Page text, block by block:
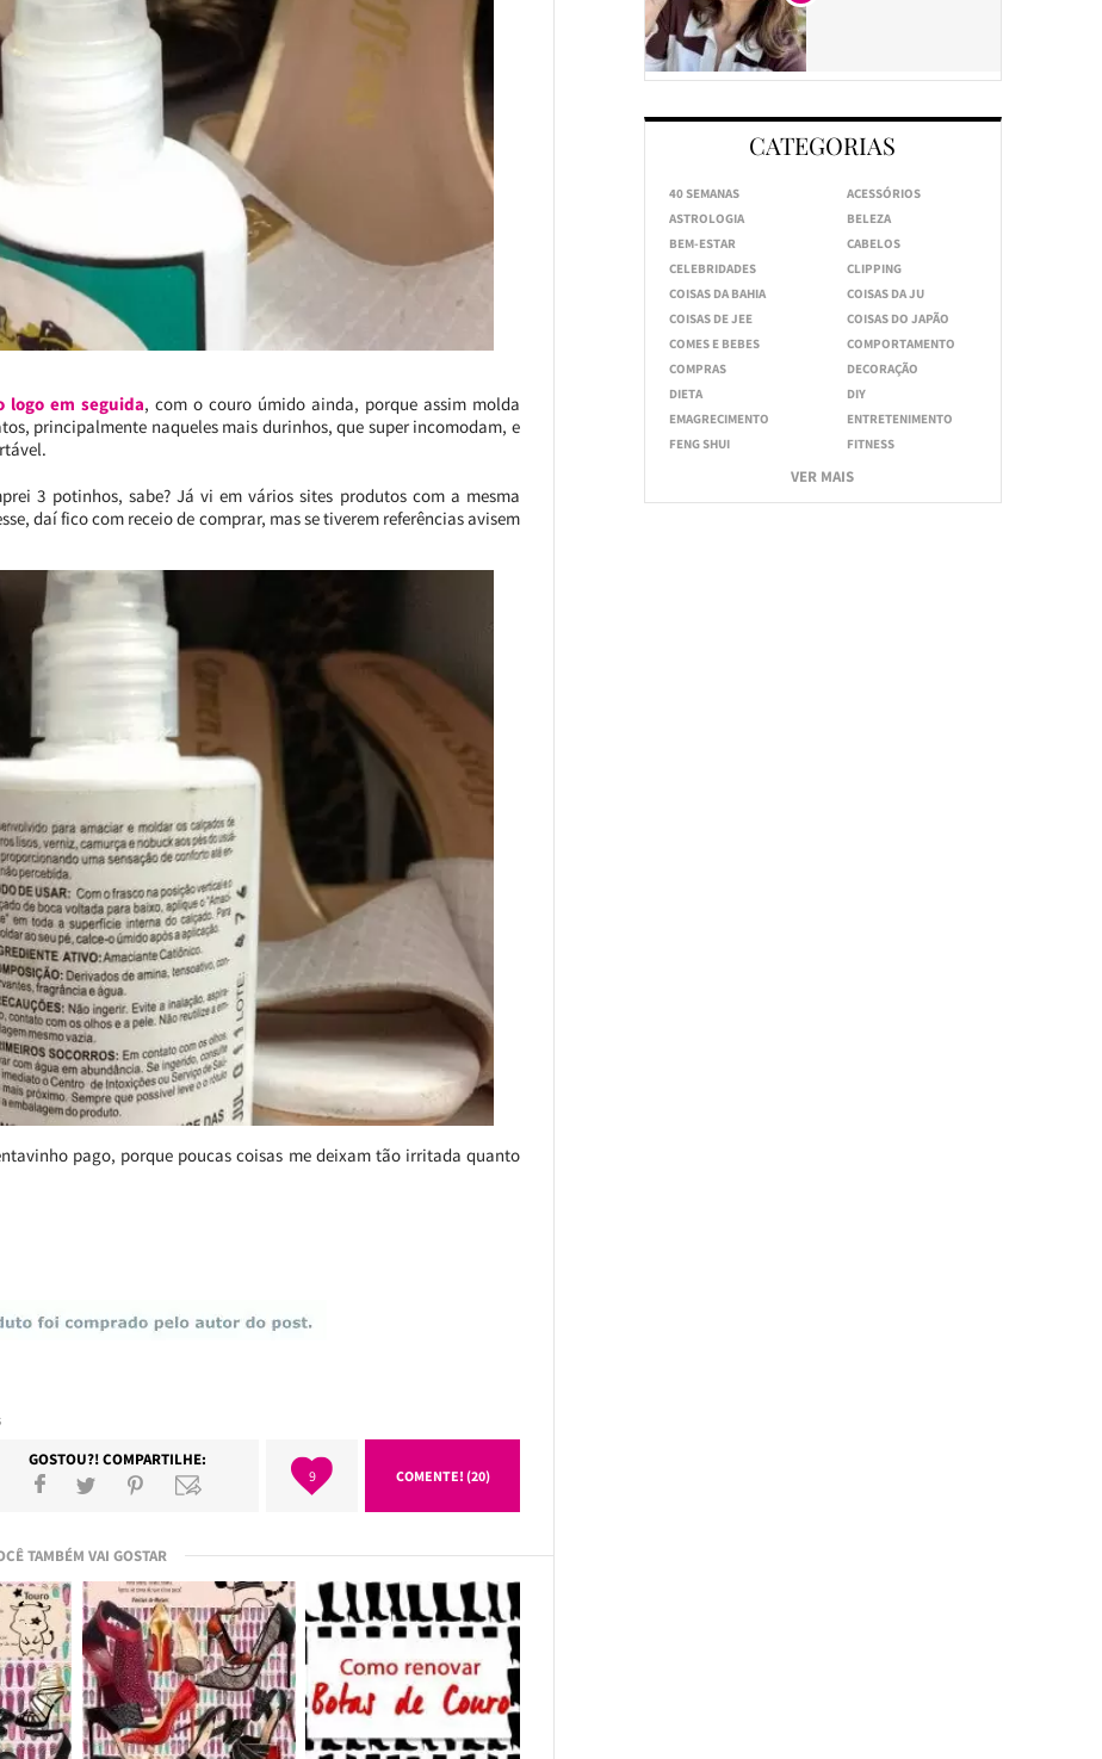
logo em seguida, com o couro úmido ainda, porque assim molda
principalmente naqueles mais durinhos, que super incomodam, e
3 potinhos, sabe? Já vi em vários sites produtos com a mesma
daí fico com receio de comprar, mas se tiverem referências avisem
pago, porque poucas coisas me deixam tão irritada quanto
GOSTOU?! COMPARTILHE:
9 COMENTE! (20)
TAMBÉM VAI GOSTAR
CATEGORIAS
40 SEMANAS
ACESSÓRIOS
ASTROLOGIA
BELEZA
BEM-ESTAR
CABELOS
CELEBRIDADES
CLIPPING
COISAS DA BAHIA
COISAS DA JU
COISAS DE JEE
COISAS DO JAPÃO
COMES E BEBES
COMPORTAMENTO
COMPRAS
DECORAÇÃO
DIETA
DIY
EMAGRECIMENTO
ENTRETENIMENTO
FENG SHUI
FITNESS
VER MAIS